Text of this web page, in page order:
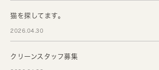
猫を探してます。
2026.04.30
クリーンスタッフ募集